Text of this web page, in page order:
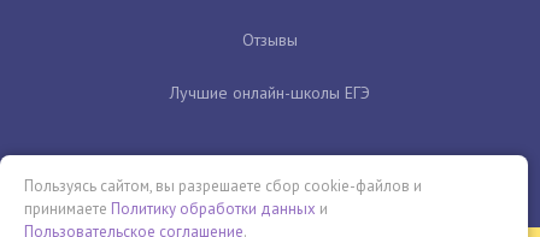
Отзывы
Лучшие онлайн-школы ЕГЭ
Пользуясь сайтом, вы разрешаете сбор cookie-файлов и
принимаете Политику обработки данных и
Пользовательское соглашение.